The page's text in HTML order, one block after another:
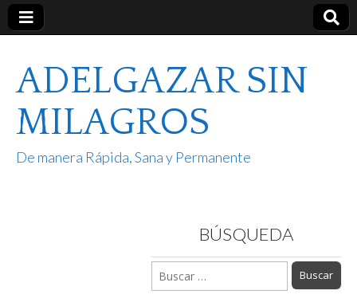
ADELGAZAR SIN
MILAGROS
De manera Rápida, Sana y Permanente
BÚSQUEDA
Buscar: